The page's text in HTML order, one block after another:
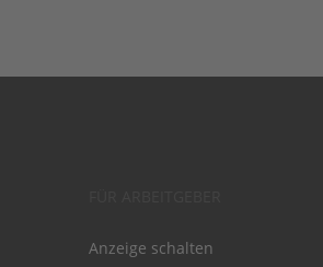
Anzeige schalten